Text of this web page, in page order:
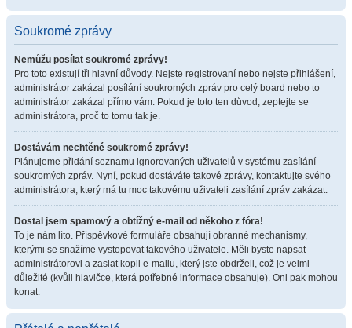
Soukromé zprávy
Nemůžu posílat soukromé zprávy!
Pro toto existují tři hlavní důvody. Nejste registrovaní nebo nejste přihlášení,
administrátor zakázal posílání soukromých zpráv pro celý board nebo to
administrátor zakázal přímo vám. Pokud je toto ten důvod, zeptejte se
administrátora, proč to tomu tak je.
Dostávám nechtěné soukromé zprávy!
Plánujeme přidání seznamu ignorovaných uživatelů v systému zasílání
soukromých zpráv. Nyní, pokud dostáváte takové zprávy, kontaktujte svého
administrátora, který má tu moc takovému uživateli zasílání zpráv zakázat.
Dostal jsem spamový a obtížný e-mail od někoho z fóra!
To je nám líto. Příspěvkové formuláře obsahují obranné mechanismy,
kterými se snažíme vystopovat takového uživatele. Měli byste napsat
administrátorovi a zaslat kopii e-mailu, který jste obdrželi, což je velmi
důležité (kvůli hlavičce, která potřebné informace obsahuje). Oni pak mohou
konat.